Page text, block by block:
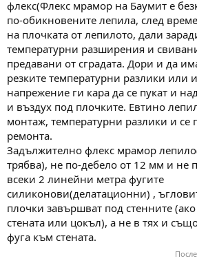
флекс(Флекс мрамор на Баумит е
по-обикновените лепила, след
на плочката от лепилото, дали
температурни разширения и
предавани от сградата. Дори и да
резките температурни разлики или
напрежение ги кара да се пукат и
и въздух под плочките. Евтино
монтаж, температурни разлики и се
ремонта.
Задължително флекс мрамор
трябва), не по-дебело от 12 мм и не
всеки 2 линейни метра фугите
силиконови(делатационни) ,
плочки завършват под стенните (ако
стената или цокъл), а не в тях и
фуга към стената.